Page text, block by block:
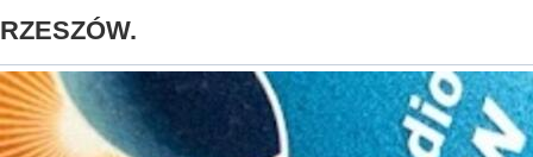
RZESZÓW.